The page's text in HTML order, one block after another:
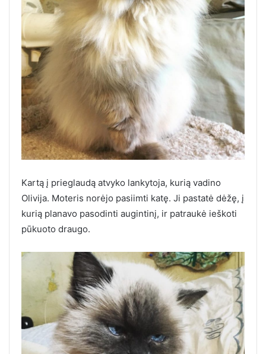
Kartą į prieglaudą atvyko lankytoja, kurią vadino
Olivija. Moteris norėjo pasiimti katę. Ji pastatė dėžę, į
kurią planavo pasodinti augintinį, ir patraukė ieškoti
pūkuoto draugo.